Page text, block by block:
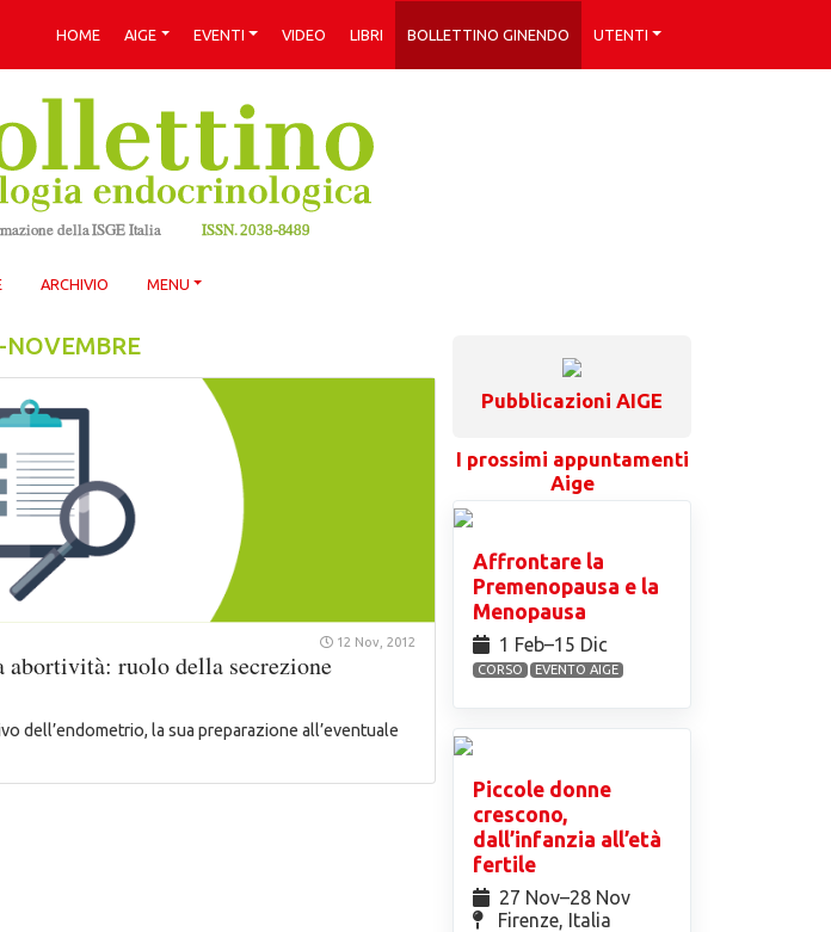
HOME AIGE EVENTI VIDEO LIBRI BOLLETTINO GINENDO UTENTI
ARCHIVIO MENU
NOVEMBRE
12 Nov, 2012
ruolo della secrezione
dell’endometrio, la sua preparazione all’eventuale
Pubblicazioni AIGE
I prossimi appuntamenti
Aige
Affrontare la
Premenopausa e la
Menopausa
1 Feb⁠–15 Dic
CORSO EVENTO AIGE
Piccole donne
crescono,
dall’infanzia all’età
fertile
27 Nov⁠–28 Nov
Firenze, Italia